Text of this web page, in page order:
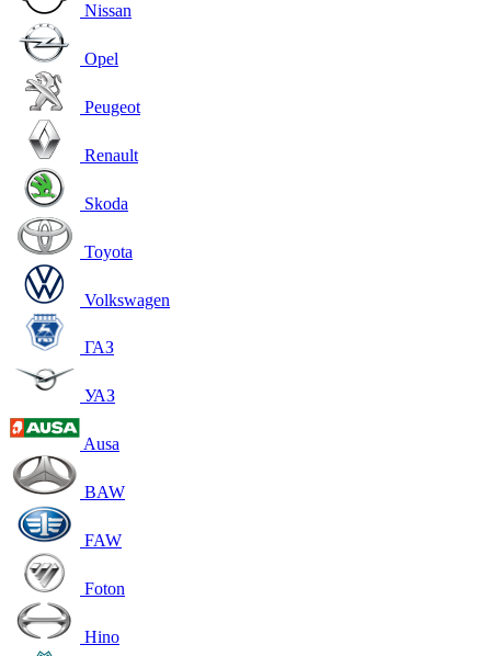
Nissan
Opel
Peugeot
Renault
Skoda
Toyota
Volkswagen
ГАЗ
УАЗ
Ausa
BAW
FAW
Foton
Hino